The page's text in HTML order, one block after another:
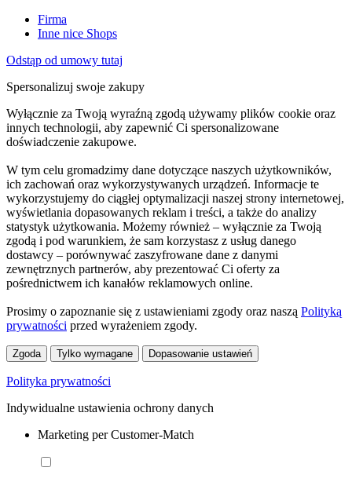
Firma
Inne nice Shops
Odstąp od umowy tutaj
Spersonalizuj swoje zakupy
Wyłącznie za Twoją wyraźną zgodą używamy plików cookie oraz
innych technologii, aby zapewnić Ci spersonalizowane
doświadczenie zakupowe.
W tym celu gromadzimy dane dotyczące naszych użytkowników,
ich zachowań oraz wykorzystywanych urządzeń. Informacje te
wykorzystujemy do ciągłej optymalizacji naszej strony internetowej,
wyświetlania dopasowanych reklam i treści, a także do analizy
statystyk użytkowania. Możemy również – wyłącznie za Twoją
zgodą i pod warunkiem, że sam korzystasz z usług danego
dostawcy – porównywać zaszyfrowane dane z danymi
zewnętrznych partnerów, aby prezentować Ci oferty za
pośrednictwem ich kanałów reklamowych online.
Prosimy o zapoznanie się z ustawieniami zgody oraz naszą Polityką
prywatności przed wyrażeniem zgody.
Zgoda Tylko wymagane Dopasowanie ustawień
Polityka prywatności
Indywidualne ustawienia ochrony danych
Marketing per Customer-Match